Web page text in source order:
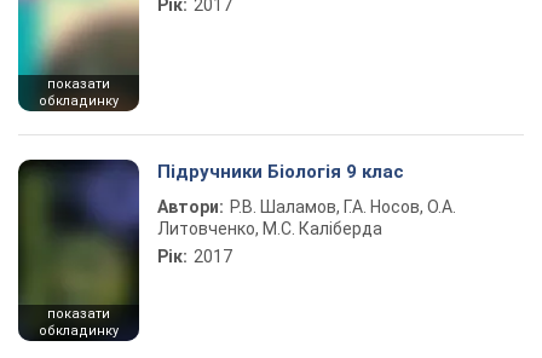
показати
обкладинку
Рік: 2017
показати
обкладинку
Підручники Біологія 9 клас
Автори: Р.В. Шаламов, Г.А. Носов, О.А.
Литовченко, М.С. Каліберда
Рік: 2017